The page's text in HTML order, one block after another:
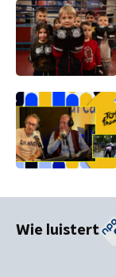
Wie luistert